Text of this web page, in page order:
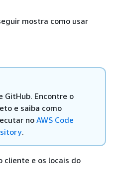
mostra como usar
GitHub. Encontre o
e saiba como
no AWS Code
.
cliente e os locais do